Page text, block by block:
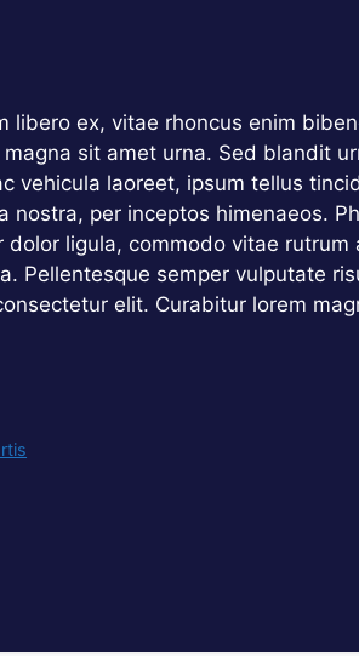
libero ex, vitae rhoncus enim
sit amet urna. Sed blandit
vehicula laoreet, ipsum tellus
per inceptos himenaeos.
ligula, commodo vitae
Pellentesque semper vulputate
elit. Curabitur lorem